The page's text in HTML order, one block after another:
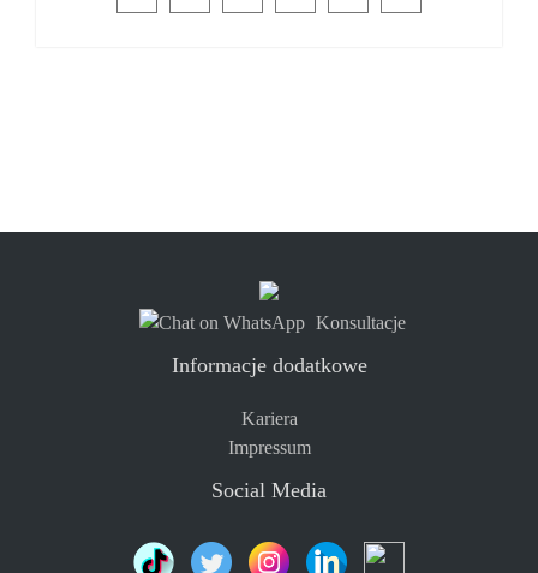
Konsultacje
Informacje dodatkowe
Kariera
Impressum
Social Media